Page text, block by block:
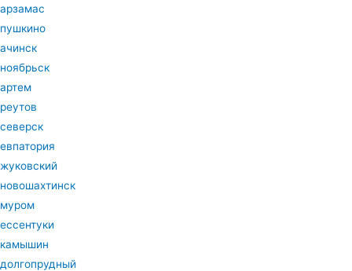
арзамас
пушкино
ачинск
ноябрьск
артем
реутов
северск
евпатория
жуковский
новошахтинск
муром
ессентуки
камышин
долгопрудный